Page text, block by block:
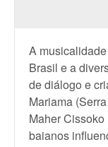
A
Brasil e a
de diálogo e
Mariama
Maher
baianos